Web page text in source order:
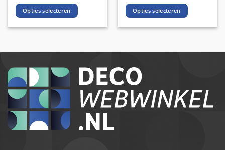
Opties selecteren
meerdere
Deze
optie
kan
gekozen
worden
op
Opties selecteren
meerdere
Deze
optie
kan
gekozen